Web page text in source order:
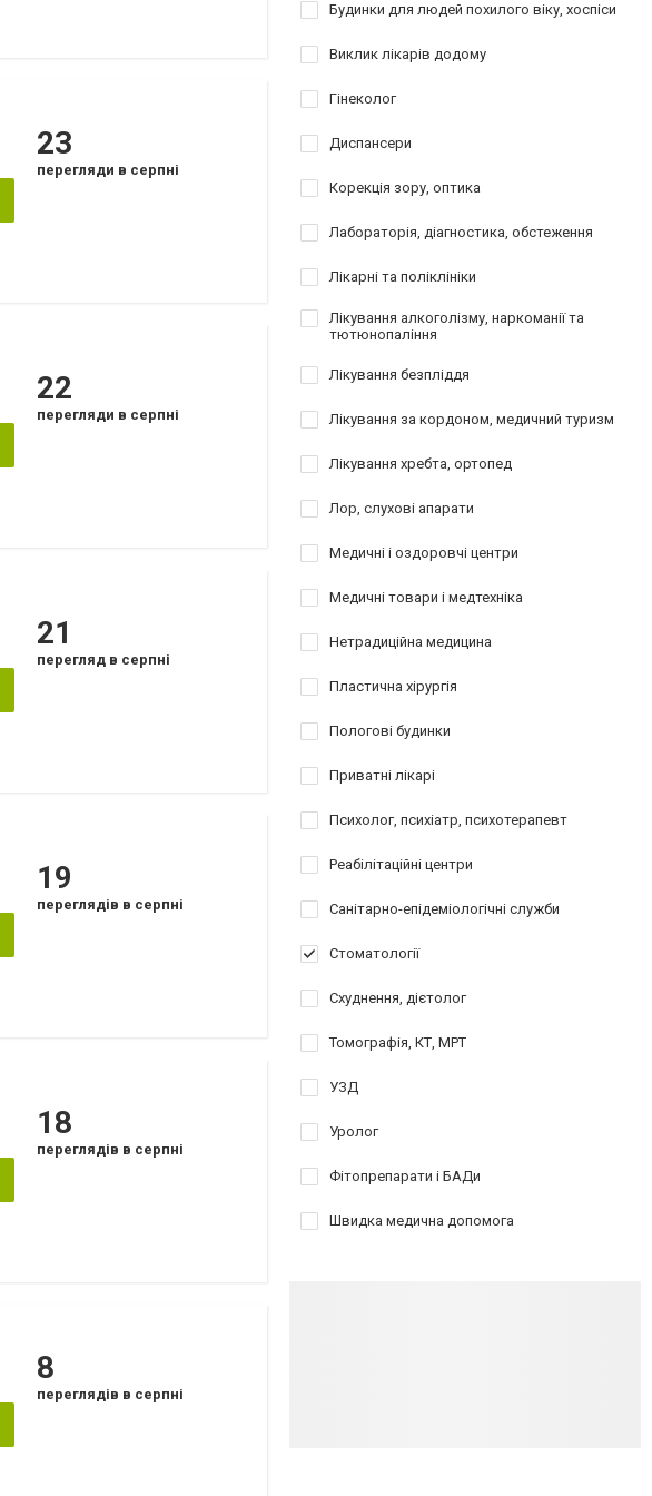
Шинування зубів
23
перегляди в серпні
22
перегляди в серпні
21
перегляд в серпні
19
переглядів в серпні
18
переглядів в серпні
8
переглядів в серпні
Будинки для людей похилого віку, хоспіси
Виклик лікарів додому
Гінеколог
Диспансери
Корекція зору, оптика
Лабораторія, діагностика, обстеження
Лікарні та поліклініки
Лікування алкоголізму, наркоманії та
тютюнопаління
Лікування безпліддя
Лікування за кордоном, медичний туризм
Лікування хребта, ортопед
Лор, слухові апарати
Медичні і оздоровчі центри
Медичні товари і медтехніка
Нетрадиційна медицина
Пластична хірургія
Пологові будинки
Приватні лікарі
Психолог, психіатр, психотерапевт
Реабілітаційні центри
Санітарно-епідеміологічні служби
Стоматології
Схуднення, дієтолог
Томографія, КТ, МРТ
УЗД
Уролог
Фітопрепарати і БАДи
Швидка медична допомога